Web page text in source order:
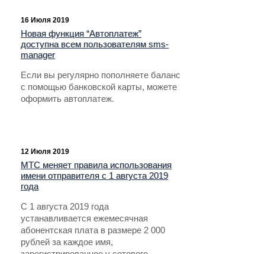
16 Июля 2019
Новая функция “Автоплатеж”
доступна всем пользователям sms-
manager
Если вы регулярно пополняете баланс
с помощью банковской карты, можете
оформить автоплатеж.
12 Июля 2019
МТС меняет правила использования
имени отправителя с 1 августа 2019
года
С 1 августа 2019 года
устанавливается ежемесячная
абонентская плата в размере 2 000
рублей за каждое имя,